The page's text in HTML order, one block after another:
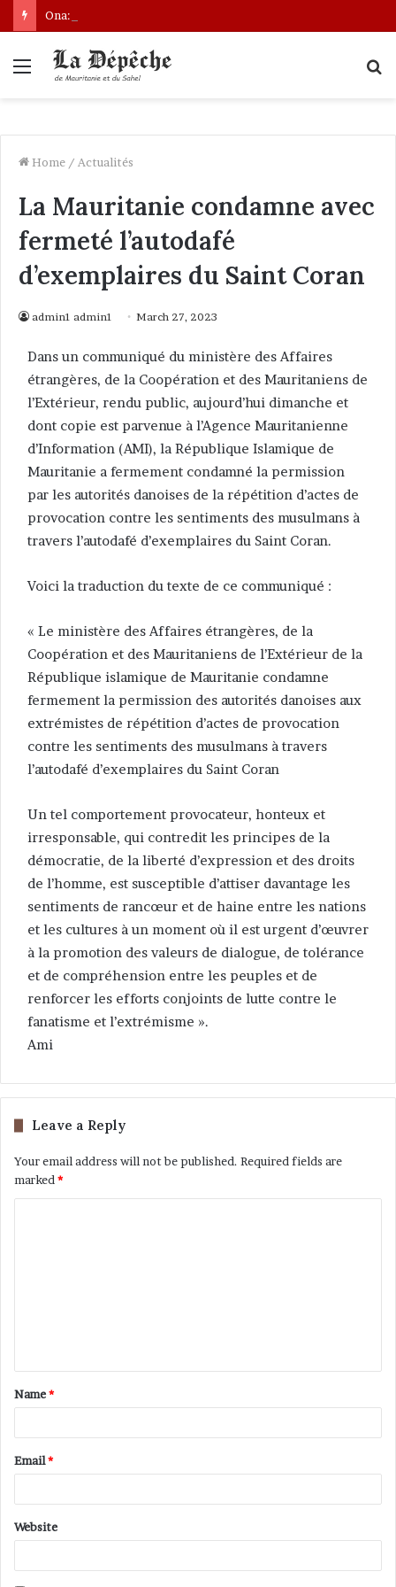
Ona: le nouveau bâtonnier installé
Menu
Home / Actualités
La Mauritanie condamne avec
fermeté l’autodafé
d’exemplaires du Saint Coran
admin1 admin1 March 27, 2023
Dans un communiqué du ministère des Affaires
étrangères, de la Coopération et des Mauritaniens de
l’Extérieur, rendu public, aujourd’hui dimanche et
dont copie est parvenue à l’Agence Mauritanienne
d’Information (AMI), la République Islamique de
Mauritanie a fermement condamné la permission
par les autorités danoises de la répétition d’actes de
provocation contre les sentiments des musulmans à
travers l’autodafé d’exemplaires du Saint Coran.
Voici la traduction du texte de ce communiqué :
« Le ministère des Affaires étrangères, de la
Coopération et des Mauritaniens de l’Extérieur de la
République islamique de Mauritanie condamne
fermement la permission des autorités danoises aux
extrémistes de répétition d’actes de provocation
contre les sentiments des musulmans à travers
l’autodafé d’exemplaires du Saint Coran
Un tel comportement provocateur, honteux et
irresponsable, qui contredit les principes de la
démocratie, de la liberté d’expression et des droits
de l’homme, est susceptible d’attiser davantage les
sentiments de rancœur et de haine entre les nations
et les cultures à un moment où il est urgent d’œuvrer
à la promotion des valeurs de dialogue, de tolérance
et de compréhension entre les peuples et de
renforcer les efforts conjoints de lutte contre le
fanatisme et l’extrémisme ».
Ami
Leave a Reply
Your email address will not be published. Required fields are
marked*
Name*
Email*
Website